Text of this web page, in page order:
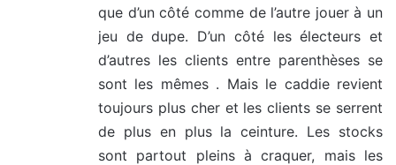
que d’un côté comme de l’autre jouer à un
jeu de dupe. D’un côté les électeurs et
d’autres les clients entre parenthèses se
sont les mêmes . Mais le caddie revient
toujours plus cher et les clients se serrent
de plus en plus la ceinture. Les stocks
sont partout pleins à craquer, mais les